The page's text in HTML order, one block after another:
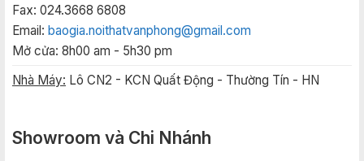
Fax: 024.3668 6808
Email: baogia.noithatvanphong@gmail.com
Mở cửa: 8h00 am - 5h30 pm
Nhà Máy: Lô CN2 - KCN Quất Động - Thường Tín - HN
Showroom và Chi Nhánh